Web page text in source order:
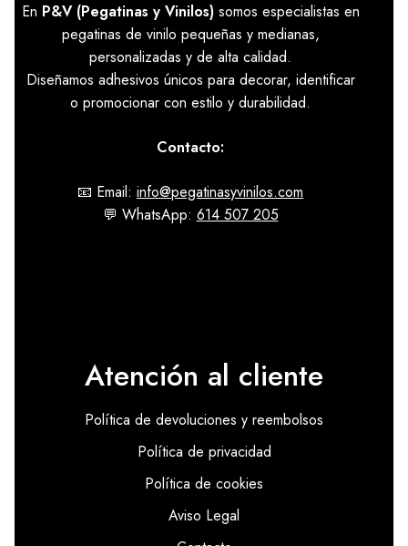
En P&V (Pegatinas y Vinilos)somos especialistas en
pegatinas de vinilo pequeñas y medianas,
personalizadas y de alta calidad.
Diseñamos adhesivos únicos para decorar, identificar
o promocionar con estilo y durabilidad.
Contacto:
📧 Email: info@pegatinasyvinilos.com
💬 WhatsApp: 614 507 205
Atención al cliente
Política de devoluciones y reembolsos
Política de privacidad
Política de cookies
Aviso Legal